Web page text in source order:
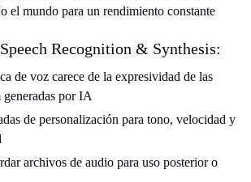
el mundo para un rendimiento constante
Recognition & Synthesis:
de voz carece de la expresividad de las
por IA
de personalización para tono, velocidad y
archivos de audio para uso posterior o